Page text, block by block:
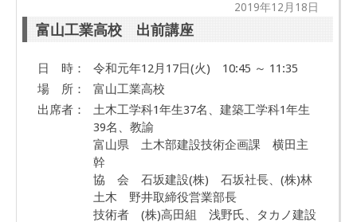
2019年12月18日
富山工業高校 出前講座
日 時：
令和元年12月17日(火) 10:45 ～ 11:35
場 所：
富山工業高校
出席者：
土木工学科1年生37名、建築工学科1年生
39名、教諭
富山県 土木部建設技術企画課 横田主
幹
協 会 石坂建設(株) 石坂社長、(株)林
土木 野井取締役営業部長
技術者 (株)高田組 浅野氏、タカノ建設